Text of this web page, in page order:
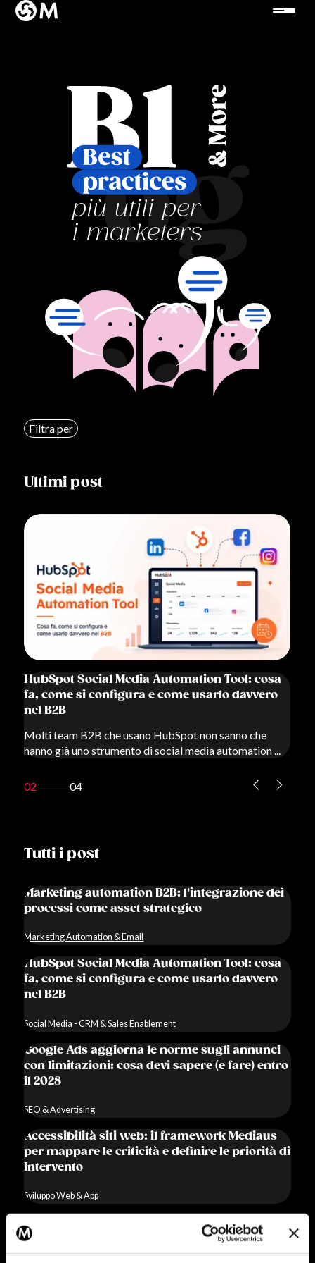
Filtra per
Ultimi post
Google Ads aggiorna le norme sugli annunci
con limitazioni: cosa devi sapere (e fare) entro
il 2028
A giugno 2026 Google ha comunicato ufficialmente un
aggiornamento delle norme sulla pubblicazione...
03 04 chevron_left chevron_right
Tutti i post
Marketing automation B2B: l'integrazione dei
processi come asset strategico
Marketing Automation & Email
HubSpot Social Media Automation Tool: cosa
fa, come si configura e come usarlo davvero
nel B2B
Social Media -CRM & Sales Enablement
Google Ads aggiorna le norme sugli annunci
con limitazioni: cosa devi sapere (e fare) entro
il 2028
SEO & Advertising
Accessibilità siti web: il framework Mediaus
per mappare le criticità e definire le priorità di
intervento
Sviluppo Web & App
Digital strategy B2B: framework
metodologico per la crescita strutturata